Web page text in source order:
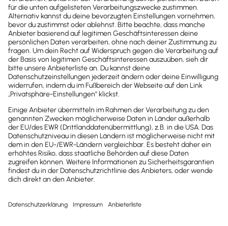
aus. Hiermit sind ausdrücklich alle Geschlechter (m/w/d) mitgemeint.
Diese Vorgehensweise hat lediglich redaktionelle Gründe und
beinhaltet keinerlei Wertung.
Fachartikel & News
Noch mehr zum Thema
Mitarbeiter & Gehalt
Alle Artikel zum Thema anzeigen